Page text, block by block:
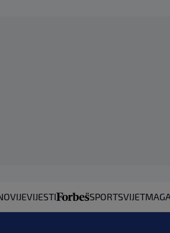
VIJESTI SPORTSVIJET